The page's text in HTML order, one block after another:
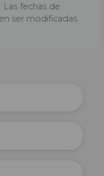
fechas de
ser modificadas